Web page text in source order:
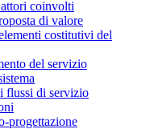
coinvolti
di valore
costitutivi del
del servizio
flussi di servizio
progettazione